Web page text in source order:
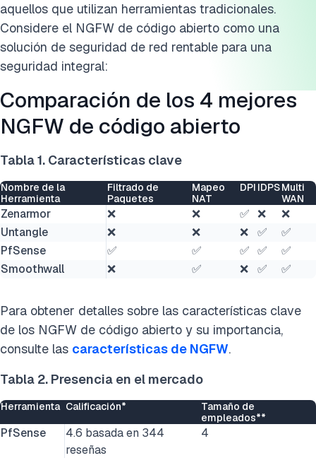
aquellos que utilizan herramientas tradicionales.
Considere el NGFW de código abierto como una
solución de seguridad de red rentable para una
seguridad integral:
Comparación de los 4 mejores
NGFW de código abierto
Tabla 1. Características clave
Nombre de la
Herramienta
Filtrado de
Paquetes
Mapeo
NAT
DPI IDPSMulti
WAN
Zenarmor ❌ ❌ ✅ ❌
❌
Untangle
❌ ❌ ❌ ✅
✅
PfSense
✅ ✅ ✅ ✅
✅
Smoothwall
❌ ✅ ❌ ✅ ✅
Para obtener detalles sobre las características clave
de los NGFW de código abierto y su importancia,
consulte las características de NGFW.
Tabla 2. Presencia en el mercado
Herramienta Calificación*
Tamaño de
empleados**
PfSense
4.6 basada en 344
reseñas
4